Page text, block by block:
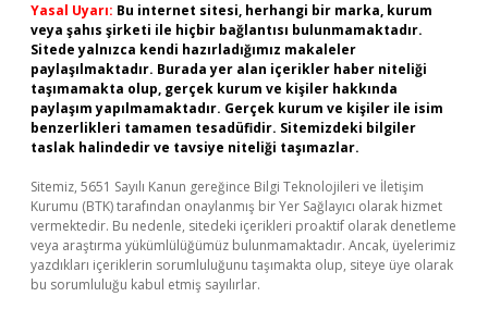
Yasal Uyarı: Bu internet sitesi, herhangi bir marka, kurum
veya şahıs şirketi ile hiçbir bağlantısı bulunmamaktadır.
Sitede yalnızca kendi hazırladığımız makaleler
paylaşılmaktadır. Burada yer alan içerikler haber niteliği
taşımamakta olup, gerçek kurum ve kişiler hakkında
paylaşım yapılmamaktadır. Gerçek kurum ve kişiler ile isim
benzerlikleri tamamen tesadüfidir. Sitemizdeki bilgiler
taslak halindedir ve tavsiye niteliği taşımazlar.
Sitemiz, 5651 Sayılı Kanun gereğince Bilgi Teknolojileri ve İletişim
Kurumu (BTK) tarafından onaylanmış bir Yer Sağlayıcı olarak hizmet
vermektedir. Bu nedenle, sitedeki içerikleri proaktif olarak denetleme
veya araştırma yükümlülüğümüz bulunmamaktadır. Ancak, üyelerimiz
yazdıkları içeriklerin sorumluluğunu taşımakta olup, siteye üye olarak
bu sorumluluğu kabul etmiş sayılırlar.